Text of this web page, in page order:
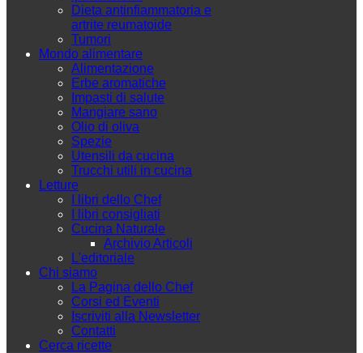
Dieta antinfiammatoria e
artrite reumatoide
Tumori
Mondo alimentare
Alimentazione
Erbe aromatiche
Impasti di salute
Mangiare sano
Olio di oliva
Spezie
Utensili da cucina
Trucchi utili in cucina
Letture
I libri dello Chef
I libri consigliati
Cucina Naturale
Archivio Articoli
L'editoriale
Chi siamo
La Pagina dello Chef
Corsi ed Eventi
Iscriviti alla Newsletter
Contatti
Cerca ricette